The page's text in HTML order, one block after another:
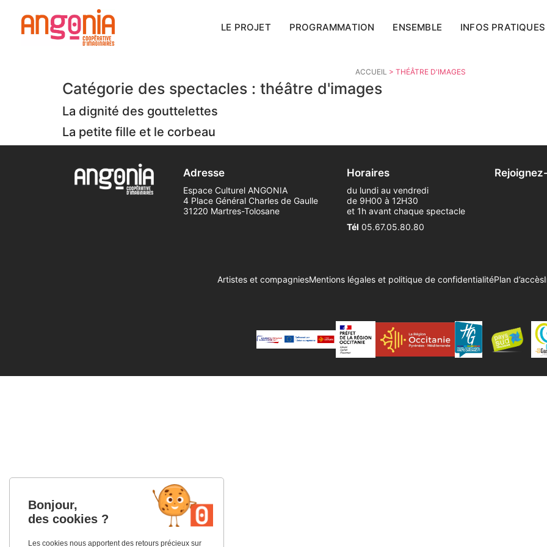
LE PROJET PROGRAMMATION ENSEMBLE INFOS PRATIQUES
ACCUEIL > THÉÂTRE D'IMAGES
Catégorie des spectacles : théâtre d'images
La dignité des gouttelettes
La petite fille et le corbeau
Adresse
Espace Culturel ANGONIA
4 Place Général Charles de Gaulle
31220 Martres-Tolosane
Horaires
du lundi au vendredi
de 9H00 à 12H30
et 1h avant chaque spectacle
Tél 05.67.05.80.80
Artistes et compagniesMentions légales et politique de confidentialitéPlan d’accès
Bonjour,
des cookies ?
Les cookies nous apportent des retours précieux sur